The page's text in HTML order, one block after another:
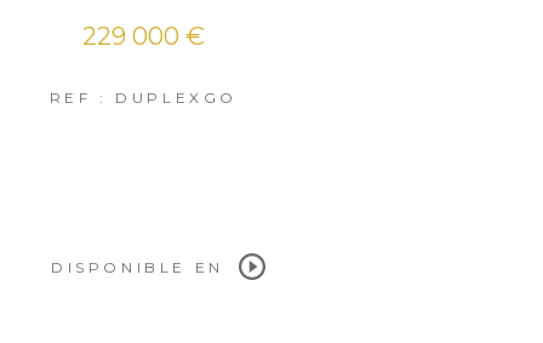
229 000 €
REF : DUPLEXGO
DISPONIBLE EN